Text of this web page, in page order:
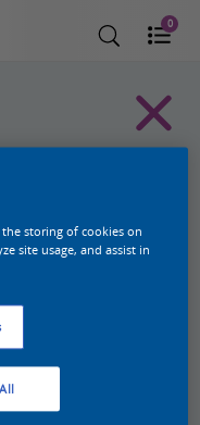
0
in deze kleur
the storing of cookies on
site usage, and assist in